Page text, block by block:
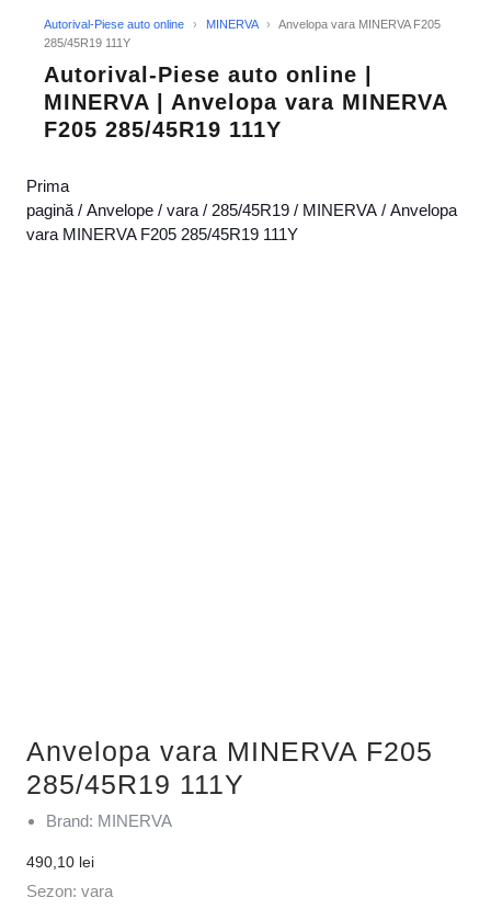
Autorival-Piese auto online › MINERVA ›
Anvelopa vara MINERVA F205
285/45R19 111Y
Autorival-Piese auto online |
MINERVA | Anvelopa vara MINERVA
F205 285/45R19 111Y
Prima
pagină / Anvelope / vara / 285/45R19 / MINERVA / Anvelopa
vara MINERVA F205 285/45R19 111Y
Anvelopa vara MINERVA F205
285/45R19 111Y
Brand: MINERVA
490,10 lei
Sezon: vara